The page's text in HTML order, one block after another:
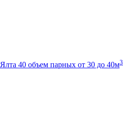
Ялта 40 объем парных от 30 до 40м3